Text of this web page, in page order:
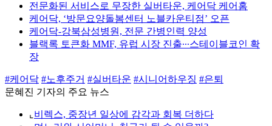
전문화된 서비스로 무장한 실버타운, 케어닥 케어홈
케어닥, ‘방문요양돌봄센터 노블카운티점’ 오픈
케어닥-강북삼성병원, 전문 간병인력 양성
블랙록 토큰화 MMF, 유럽 시장 진출∙∙∙스테이블코인 확
장
#케어닥 #노후주거 #실버타운 #시니어하우징 #은퇴
문혜진 기자의 주요 뉴스
⌞ 비렉스, 중장년 일상에 감각과 회복 더하다